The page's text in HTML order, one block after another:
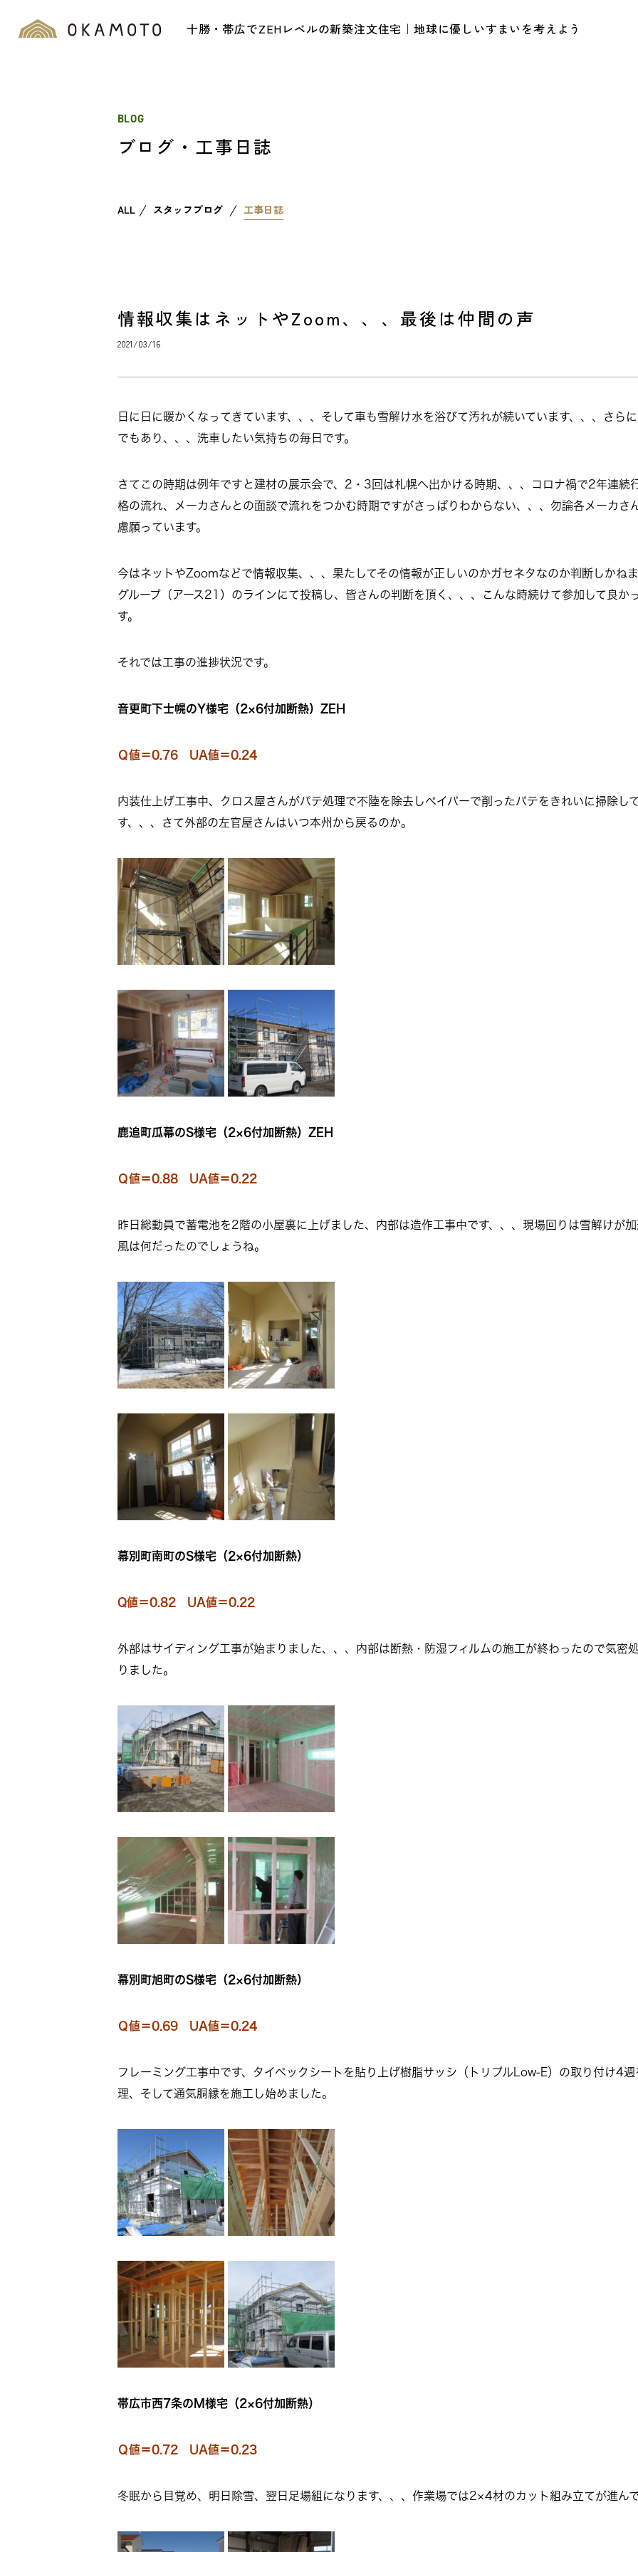
十勝・帯広でZEHレベルの新築注文住宅｜地球に優しいすまいを考えよう
BLOG
ブログ・工事日誌
ALL スタッフブログ 工事日誌
情報収集はネットやZoom、、、最後は仲間の声
2021/03/16
日に日に暖かくなってきています、、、そして車も雪解け水を浴びて汚れが続いています、、、さら
でもあり、、、洗車したい気持ちの毎日です。
さてこの時期は例年ですと建材の展示会で、2・3回は札幌へ出かける時期、、、コロナ禍で2年連続
格の流れ、メーカさんとの面談で流れをつかむ時期ですがさっぱりわからない、、、勿論各メーカさ
慮願っています。
今はネットやZoomなどで情報収集、、、果たしてその情報が正しいのかガセネタなのか判断しかね
グループ（アース21）のラインにて投稿し、皆さんの判断を頂く、、、こんな時続けて参加して良か
す。
それでは工事の進捗状況です。
音更町下士幌のY様宅（2×6付加断熱）ZEH
Ｑ値＝0.76 UA値＝0.24
内装仕上げ工事中、クロス屋さんがパテ処理で不陸を除去しペイパーで削ったパテをきれいに掃除し
す、、、さて外部の左官屋さんはいつ本州から戻るのか。
鹿追町瓜幕のS様宅（2×6付加断熱）ZEH
Ｑ値＝0.88 UA値＝0.22
昨日総動員で蓄電池を2階の小屋裏に上げました、内部は造作工事中です、、、現場回りは雪解けが
風は何だったのでしょうね。
幕別町南町のS様宅（2×6付加断熱）
Q値＝0.82 UA値＝0.22
外部はサイディング工事が始まりました、、、内部は断熱・防湿フィルムの施工が終わったので気密
りました。
幕別町旭町のS様宅（2×6付加断熱）
Ｑ値＝0.69 UA値＝0.24
フレーミング工事中です、タイベックシートを貼り上げ樹脂サッシ（トリプルLow-E）の取り付け4
理、そして通気胴縁を施工し始めました。
帯広市西7条のM様宅（2×6付加断熱）
Ｑ値＝0.72 UA値＝0.23
冬眠から目覚め、明日除雪、翌日足場組になります、、、作業場では2×4材のカット組み立てが進んで